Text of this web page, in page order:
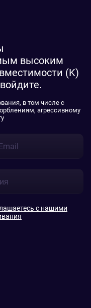
высоким
(K)
, в том числе с
агрессивному
с нашими